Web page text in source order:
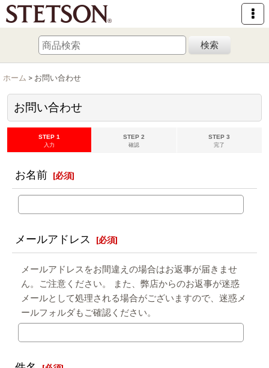
検索
ホーム > お問い合わせ
お問い合わせ
STEP 1
入力
STEP 2
確認
STEP 3
完了
お名前 [必須]
メールアドレス [必須]
メールアドレスをお間違えの場合はお返事が届きませ
ん。ご注意ください。 また、弊店からのお返事が迷惑
メールとして処理される場合がございますので、迷惑メ
ールフォルダもご確認ください。